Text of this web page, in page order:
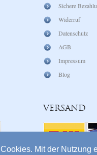
Mit der
Sichere
Widerruf
Datenschutz
AGB
Impressum
Blog
VERSAND